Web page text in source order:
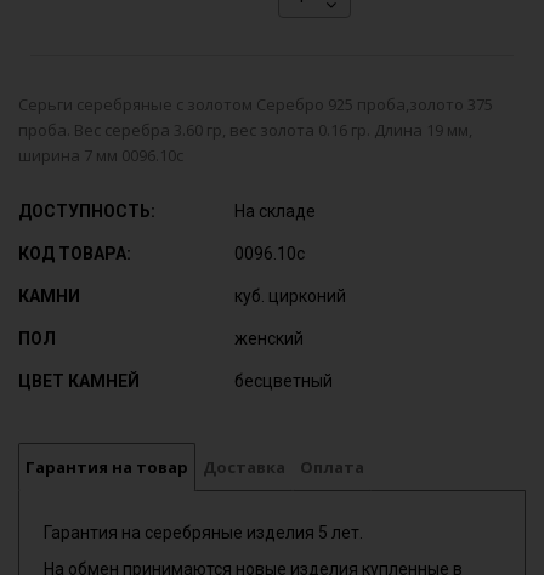
Серьги серебряные с золотом Серебро 925 проба,золото 375
проба. Вес серебра 3.60 гр, вес золота 0.16 гр. Длина 19 мм,
ширина 7 мм 0096.10с
ДОСТУПНОСТЬ: На складе
КОД ТОВАРА: 0096.10с
КАМНИ куб. цирконий
ПОЛ женский
ЦВЕТ КАМНЕЙ бесцветный
Гарантия на товар Доставка Оплата
Гарантия на серебряные изделия 5 лет.
На обмен принимаются новые изделия купленные в